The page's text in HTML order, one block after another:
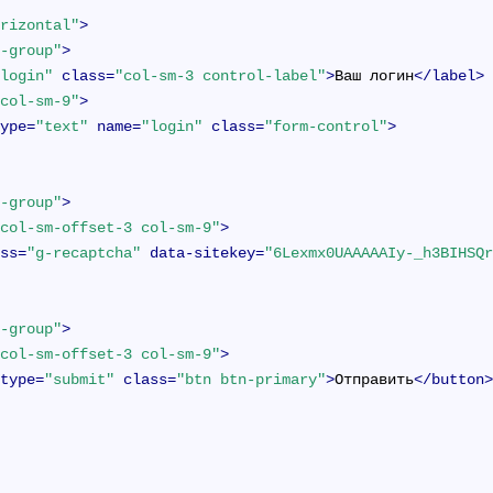
>
group">
class="col-sm-3 control-label">Ваш логин</label>
sm-9">
="text" name="login" class="form-control">
group">
sm-offset-3 col-sm-9">
="g-recaptcha" data-sitekey="6Lexmx0UAAAAAIy-
group">
sm-offset-3 col-sm-9">
type="submit" class="btn btn-primary">Отправить</button>